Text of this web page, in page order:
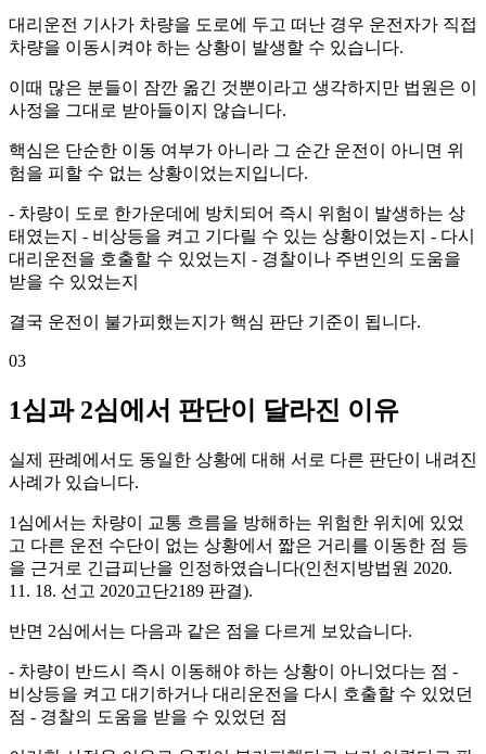
대리운전 기사가 차량을 도로에 두고 떠난 경우 운전자가 직접
차량을 이동시켜야 하는 상황이 발생할 수 있습니다.
이때 많은 분들이 잠깐 옮긴 것뿐이라고 생각하지만 법원은 이
사정을 그대로 받아들이지 않습니다.
핵심은 단순한 이동 여부가 아니라 그 순간 운전이 아니면 위
험을 피할 수 없는 상황이었는지입니다.
- 차량이 도로 한가운데에 방치되어 즉시 위험이 발생하는 상
태였는지 - 비상등을 켜고 기다릴 수 있는 상황이었는지 - 다시
대리운전을 호출할 수 있었는지 - 경찰이나 주변인의 도움을
받을 수 있었는지
결국 운전이 불가피했는지가 핵심 판단 기준이 됩니다.
03
1심과 2심에서 판단이 달라진 이유
실제 판례에서도 동일한 상황에 대해 서로 다른 판단이 내려진
사례가 있습니다.
1심에서는 차량이 교통 흐름을 방해하는 위험한 위치에 있었
고 다른 운전 수단이 없는 상황에서 짧은 거리를 이동한 점 등
을 근거로 긴급피난을 인정하였습니다(인천지방법원 2020.
11. 18. 선고 2020고단2189 판결).
반면 2심에서는 다음과 같은 점을 다르게 보았습니다.
- 차량이 반드시 즉시 이동해야 하는 상황이 아니었다는 점 -
비상등을 켜고 대기하거나 대리운전을 다시 호출할 수 있었던
점 - 경찰의 도움을 받을 수 있었던 점